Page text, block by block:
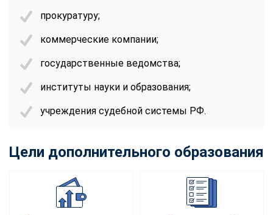
прокуратуру;
коммерческие компании;
государственные ведомства;
институты науки и образования;
учреждения судебной системы РФ.
Цели дополнительного образования